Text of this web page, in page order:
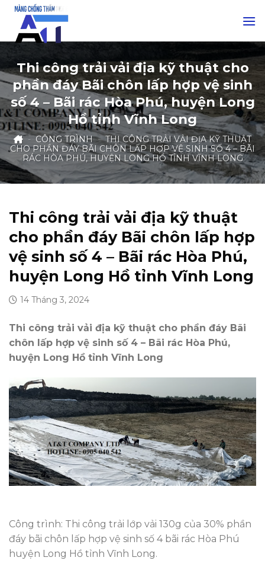
Skip
content
Thi công trải vải địa kỹ thuật cho
phần đáy Bãi chôn lấp hợp vệ sinh
số 4 – Bãi rác Hòa Phú, huyện Long
Hồ tỉnh Vĩnh Long
- CÔNG TRÌNH - THI CÔNG TRẢI VẢI ĐỊA KỸ THUẬT
CHO PHẦN ĐÁY BÃI CHÔN LẤP HỢP VỆ SINH SỐ 4 – BÃI
RÁC HÒA PHÚ, HUYỆN LONG HỒ TỈNH VĨNH LONG
Thi công trải vải địa kỹ thuật
cho phần đáy Bãi chôn lấp hợp
vệ sinh số 4 – Bãi rác Hòa Phú,
huyện Long Hồ tỉnh Vĩnh Long
14 Tháng 3, 2024
Thi công trải vải địa kỹ thuật cho phần đáy Bãi
chôn lấp hợp vệ sinh số 4 – Bãi rác Hòa Phú,
huyện Long Hồ tỉnh Vĩnh Long
Công trình: Thi công trải lớp vải 130g của 30% phần
đáy bãi chôn lấp hợp vệ sinh số 4 bãi rác Hòa Phú
huyện Long Hồ tỉnh Vĩnh Long.